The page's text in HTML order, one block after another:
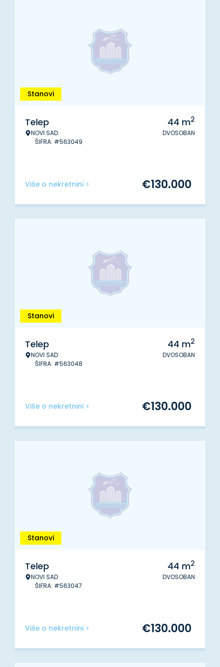
Stanovi
Telep
NOVI SAD
ŠIFRA: #563049
44 m2
DVOSOBAN
Više o nekretnini > €130.000
Stanovi
Telep
NOVI SAD
ŠIFRA: #563048
44 m2
DVOSOBAN
Više o nekretnini > €130.000
Stanovi
Telep
NOVI SAD
ŠIFRA: #563047
44 m2
DVOSOBAN
Više o nekretnini > €130.000